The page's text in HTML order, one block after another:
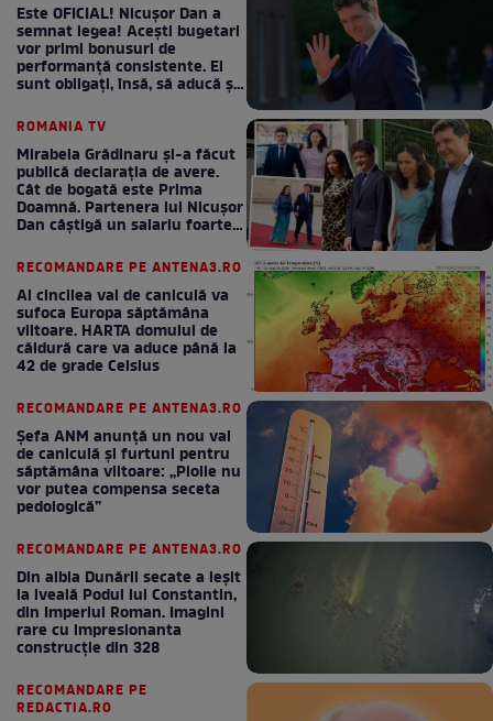
Este OFICIAL! Nicușor Dan a
semnat legea! Acești bugetari
vor primi bonusuri de
performanță consistente. Ei
sunt obligați, însă, să aducă și
ROMANIA TV
Mirabela Grădinaru și-a făcut
publică declarația de avere.
Cât de bogată este Prima
Doamnă. Partenera lui Nicușor
Dan câștigă un salariu foarte
RECOMANDARE PE ANTENA3.RO
Al cincilea val de caniculă va
sufoca Europa săptămâna
viitoare. HARTA domului de
căldură care va aduce până la
42 de grade Celsius
RECOMANDARE PE ANTENA3.RO
Șefa ANM anunță un nou val
de caniculă și furtuni pentru
săptămâna viitoare: „Ploile nu
vor putea compensa seceta
pedologică”
RECOMANDARE PE ANTENA3.RO
Din albia Dunării secate a ieșit
la iveală Podul lui Constantin,
din Imperiul Roman. Imagini
rare cu impresionanta
construcție din 328
RECOMANDARE PE
REDACTIA.RO